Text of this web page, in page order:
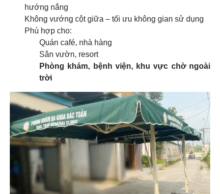
hướng nắng
Không vướng cột giữa – tối ưu không gian sử dụng
Phù hợp cho:
Quán café, nhà hàng
Sân vườn, resort
Phòng khám, bệnh viện, khu vực chờ ngoài
trời